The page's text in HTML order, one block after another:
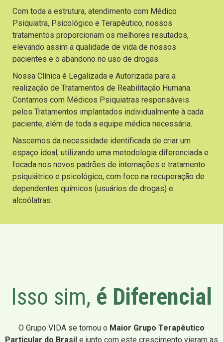
Com toda a estrutura, atendimento com Médico
Psiquiatra, Psicológico e Terapêutico, nossos
tratamentos proporcionam os melhores resutados,
elevando assim a qualidade de vida de nossos
pacientes e o abandono no uso de drogas.
Nossa Clínica é Legalizada e Autorizada para a
realização de Tratamentos de Reabilitação Humana.
Contamos com Médicos Psiquiatras responsáveis
pelos Tratamentos implantados individualmente à cada
paciente, além de toda a equipe médica necessária.
Nascemos da necessidade identificada de criar um
espaço ideal, utilizando uma metodologia diferenciada e
focada nos novos padrões de internações e tratamento
psiquiátrico e psicológico, com foco na recuperação de
dependentes químicos (usuários de drogas) e
alcoólatras.
Isso sim, é Diferencial
O Grupo VIDA se tornou o Maior Grupo Terapêutico
Particular do Brasil e junto com este crescimento vieram as